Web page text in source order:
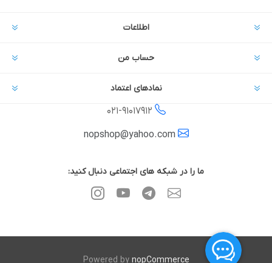
اطلاعات
حساب من
نمادهای اعتماد
021-91017912
ما را در شبکه های اجتماعی دنبال کنید:
Powered by nopCommerce